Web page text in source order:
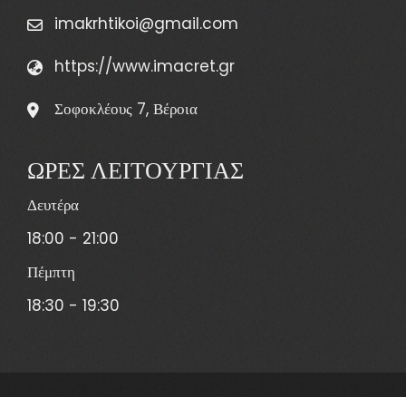
imakrhtikoi@gmail.com
https://www.imacret.gr
Σοφοκλέους 7, Βέροια
ΩΡΕΣ ΛΕΙΤΟΥΡΓΙΑΣ
Δευτέρα
18:00 - 21:00
Πέμπτη
18:30 - 19:30